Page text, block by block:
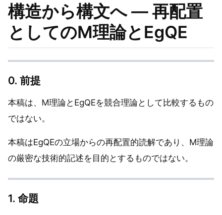
構造から構文へ — 再配置
としてのM理論とEgQE
0. 前提
本稿は、M理論とEgQEを競合理論として比較するもの
ではない。
本稿はEgQEの立場からの再配置的読解であり、M理論
の厳密な技術的記述を目的とするものではない。
1. 命題